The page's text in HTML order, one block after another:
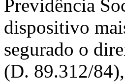
Previdência
dispositivo
segurado o
(D. 89.312/